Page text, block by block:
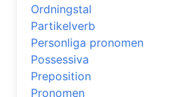
Ordningstal
Partikelverb
Personliga pronomen
Possessiva
Preposition
Pronomen